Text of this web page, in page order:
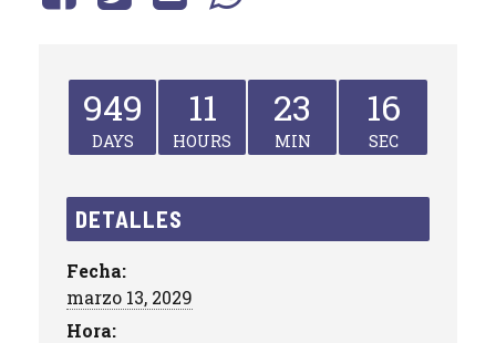
949
DAYS
11
HOURS
23
MIN
16
SEC
DETALLES
Fecha:
marzo 13, 2029
Hora: